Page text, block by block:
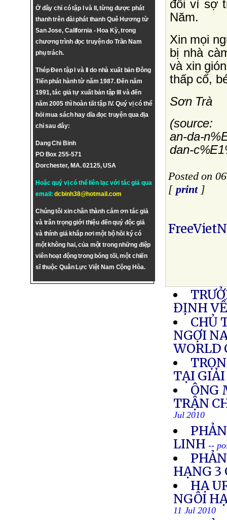
Ở đây chỉ có tập I và II, từng được phát
thanh trên đài phát thanh Quê Hương từ
San Jose, California - Hoa Kỳ, trong
chương trình đọc truyện do Trần Nam
phụ trách.
Thép Đen tập I và II do nhà xuất bản Đông
Tiến phát hành từ năm 1987. Đến năm
1991, tác giả tự xuất bản tập III và đến
năm 2005 thì hoàn tất tập IV. Quý vị có thể
hỏi mua sách hay dĩa đọc truyện qua địa
chỉ sau đây:
Dang Chi Binh
PO Box 255-571
Dorchester, MA. 02125, USA
Hoặc quý vị có thể liên lạc với tác giả qua
email:dcbinh38@hotmail.com
Chúng tôi xin chân thành cám ơn tác giả
và trân trọng giới thiệu đến quý độc giả
và thính giả khắp nơi một bộ hồi ký có
một không hai, của một trong những điệp
viên hoạt động trong bóng tối, một chiến
sĩ thuộc Quân Lực Việt Nam Cộng Hòa.
đối vì sợ
Năm.
Xin mọi
bị nhà
và xin
thấp cổ,
Sơn Trà
(source:
an-da-
dan-
Posted on
[ print]
ĐỊNH
CHỦ
NGỢI
WORLD
TẠI GIẢI
ÔNG
TRẬN
Jul 2010
LINH --
HẠNG 3
HẠ
NGÔI
11 Jul 2010